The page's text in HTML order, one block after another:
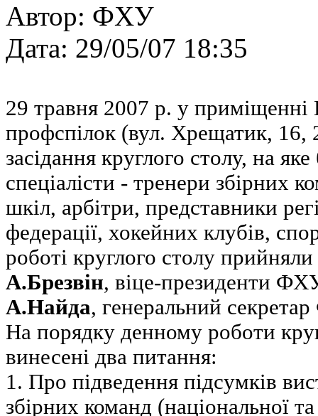
Автор: ФХУ
Дата: 29/05/07 18:35
29 травня 2007 р. у приміщенні
профспілок (вул. Хрещатик, 16,
засідання круглого столу, на
спеціалісти - тренери збірних
шкіл, арбітри, представники
федерації, хокейних клубів,
роботі круглого столу
А.Брезвін, віце-президенти
А.Найда, генеральний
На порядку денному роботи
винесені два питання:
1. Про підведення підсумків
збірних команд (національної